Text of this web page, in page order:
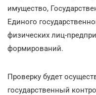
имущество,
Единого
физических лиц-
формирований.
Проверку будет
государственный